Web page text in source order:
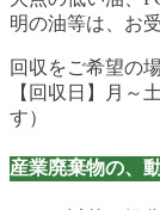
2026.04.02
2026年 年
しずてつス
天ぷら油、エン
エンジンオイル
平日、土曜日の